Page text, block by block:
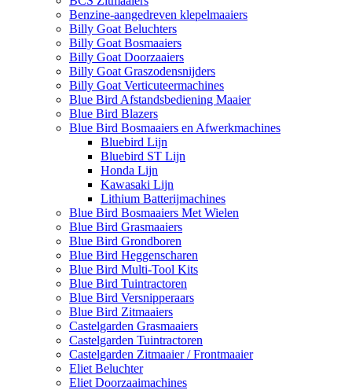
Benzine-aangedreven klepelmaaiers
Billy Goat Beluchters
Billy Goat Bosmaaiers
Billy Goat Doorzaaiers
Billy Goat Graszodensnijders
Billy Goat Verticuteermachines
Blue Bird Afstandsbediening Maaier
Blue Bird Blazers
Blue Bird Bosmaaiers en Afwerkmachines
Bluebird Lijn
Bluebird ST Lijn
Honda Lijn
Kawasaki Lijn
Lithium Batterijmachines
Blue Bird Bosmaaiers Met Wielen
Blue Bird Grasmaaiers
Blue Bird Grondboren
Blue Bird Heggenscharen
Blue Bird Multi-Tool Kits
Blue Bird Tuintractoren
Blue Bird Versnipperaars
Blue Bird Zitmaaiers
Castelgarden Grasmaaiers
Castelgarden Tuintractoren
Castelgarden Zitmaaier / Frontmaaier
Eliet Beluchter
Eliet Doorzaaimachines